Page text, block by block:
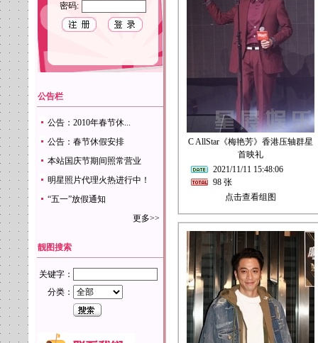
密码:
公告栏
公告：2010年春节休...
公告：春节休假安排
本站国庆节期间照常营业
明星照片代理火热进行中！
“五一”放假通知
更多>>
靓图搜索
关键字：
分类：
C AllStar《梅艳芳》香港压轴群星
首映礼
2021/11/11 15:48:06
98 张
点击查看组图